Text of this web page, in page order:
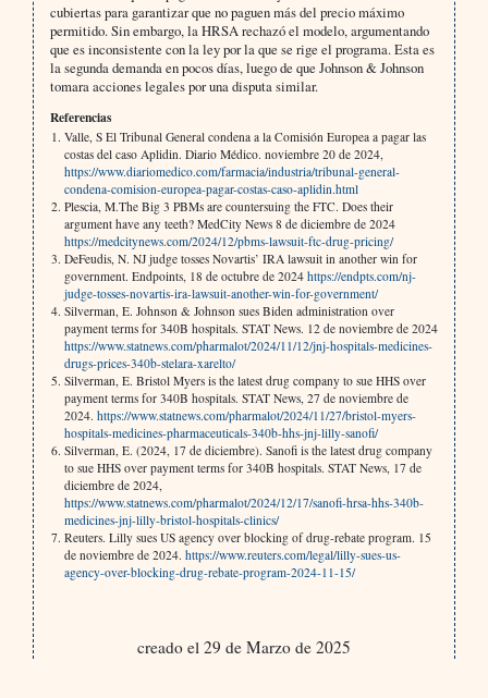
cubiertas para garantizar que no paguen más del precio máximo
permitido. Sin embargo, la HRSA rechazó el modelo, argumentando
que es inconsistente con la ley por la que se rige el programa. Esta es
la segunda demanda en pocos días, luego de que Johnson & Johnson
tomara acciones legales por una disputa similar.
Referencias
Valle, S El Tribunal General condena a la Comisión Europea a pagar las
costas del caso Aplidin. Diario Médico. noviembre 20 de 2024,
https://www.diariomedico.com/farmacia/industria/tribunal-general-
condena-comision-europea-pagar-costas-caso-aplidin.html
Plescia, M.The Big 3 PBMs are countersuing the FTC. Does their
argument have any teeth? MedCity News 8 de diciembre de 2024
https://medcitynews.com/2024/12/pbms-lawsuit-ftc-drug-pricing/
DeFeudis, N. NJ judge tosses Novartis’ IRA lawsuit in another win for
government. Endpoints, 18 de octubre de 2024 https://endpts.com/nj-
judge-tosses-novartis-ira-lawsuit-another-win-for-government/
Silverman, E. Johnson & Johnson sues Biden administration over
payment terms for 340B hospitals. STAT News. 12 de noviembre de 2024
https://www.statnews.com/pharmalot/2024/11/12/jnj-hospitals-medicines-
drugs-prices-340b-stelara-xarelto/
Silverman, E. Bristol Myers is the latest drug company to sue HHS over
payment terms for 340B hospitals. STAT News, 27 de noviembre de
2024. https://www.statnews.com/pharmalot/2024/11/27/bristol-myers-
hospitals-medicines-pharmaceuticals-340b-hhs-jnj-lilly-sanofi/
Silverman, E. (2024, 17 de diciembre). Sanofi is the latest drug company
to sue HHS over payment terms for 340B hospitals. STAT News, 17 de
diciembre de 2024,
https://www.statnews.com/pharmalot/2024/12/17/sanofi-hrsa-hhs-340b-
medicines-jnj-lilly-bristol-hospitals-clinics/
Reuters. Lilly sues US agency over blocking of drug-rebate program. 15
de noviembre de 2024. https://www.reuters.com/legal/lilly-sues-us-
agency-over-blocking-drug-rebate-program-2024-11-15/
creado el 29 de Marzo de 2025